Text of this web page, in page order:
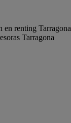
en renting Tarragona
Tarragona